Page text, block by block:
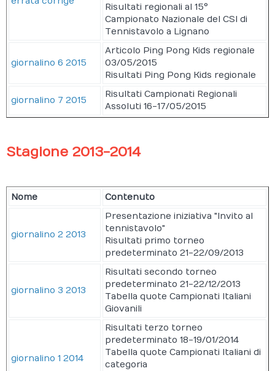
Risultati regionali al 15°
Campionato Nazionale del CSI di
Tennistavolo a Lignano
giornalino 6 2015
Articolo Ping Pong Kids regionale
03/05/2015
Risultati Ping Pong Kids regionale
giornalino 7 2015
Risultati Campionati Regionali
Assoluti 16-17/05/2015
Stagione 2013-2014
Nome Contenuto
giornalino 2 2013
Presentazione iniziativa "Invito al
tennistavolo"
Risultati primo torneo
predeterminato 21-22/09/2013
giornalino 3 2013
Risultati secondo torneo
predeterminato 21-22/12/2013
Tabella quote Campionati Italiani
Giovanili
giornalino 1 2014
Risultati terzo torneo
predeterminato 18-19/01/2014
Tabella quote Campionati Italiani di
categoria